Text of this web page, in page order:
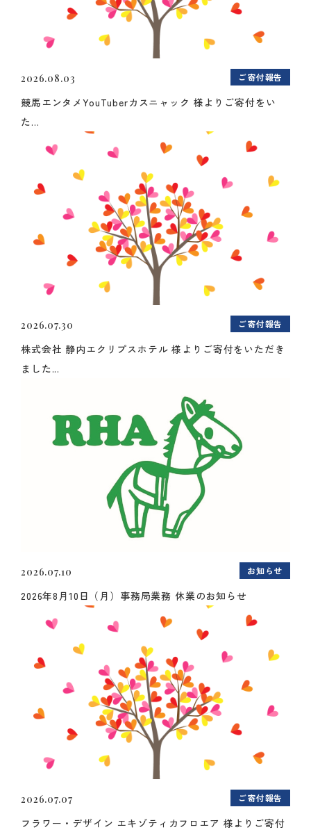
2026.08.03 ご寄付報告
競馬エンタメYouTuberカスニャック 様よりご寄付をい
た...
2026.07.30 ご寄付報告
株式会社 静内エクリプスホテル 様よりご寄付をいただき
ました...
2026.07.10 お知らせ
2026年8月10日（月）事務局業務 休業のお知らせ
2026.07.07 ご寄付報告
フラワー・デザイン エキゾティカフロエア 様よりご寄付